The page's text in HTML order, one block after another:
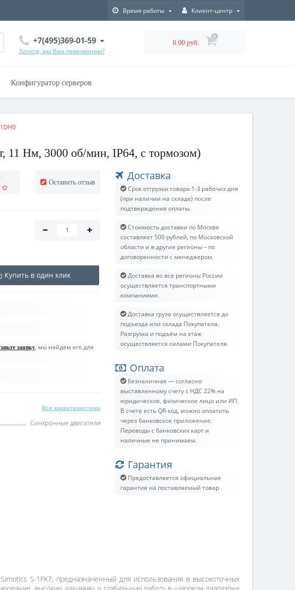
Время работы Клиент-центр
+7(495)369-01-59
Хотите, мы Вам перезвоним?
0.00 руб.
0
Конфигуратор серверов
11 Нм, 3000 об/мин, IP64, с тормозом)
Оставить отзыв
Купить в один клик
заявку, мы найдем его для
Все характеристики
Синхронные двигатели
Доставка
Срок отгрузки товара 1-3 рабочих дня
(при наличии на складе) после
подтверждения оплаты.
Стоимость доставки по Москве
составляет 500 рублей, по Московской
области и в другие регионы – по
договоренности с менеджером.
Доставка во все регионы России
осуществляется транспортными
компаниями.
Доставка груза осуществляется до
подъезда или склада Покупателя.
Разгрузка и подъём на этаж
осуществляется силами Покупателя.
Оплата
Безналичная — согласно
выставленному счету c НДС 22% на
юридическое, физическое лицо или ИП.
В счете есть QR-код, можно оплатить
через банковское приложение.
Переводы с банковских карт и
наличные не принимаем.
Гарантия
Предоставляется официальная
гарантия на поставляемый товар
S-1FK7, предназначенный для использования в высокоточных